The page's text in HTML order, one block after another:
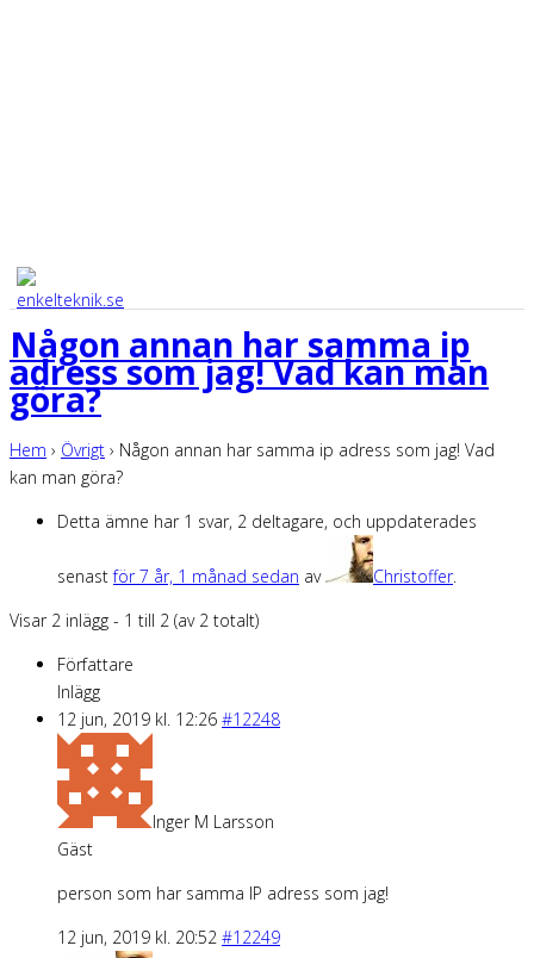
Någon annan har samma ip
adress som jag! Vad kan man
göra?
Hem › Övrigt › Någon annan har samma ip adress som jag! Vad
kan man göra?
Detta ämne har 1 svar, 2 deltagare, och uppdaterades
senastför 7 år, 1 månad sedan av Christoffer.
Visar 2 inlägg - 1 till 2 (av 2 totalt)
Författare
Inlägg
12 jun, 2019 kl. 12:26 #12248
Inger M Larsson
Gäst
person som har samma IP adress som jag!
12 jun, 2019 kl. 20:52 #12249